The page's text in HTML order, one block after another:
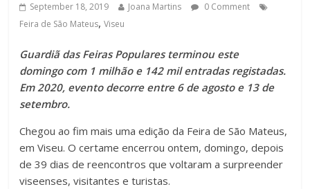
September 18, 2019 Joana Martins
0 Comment
Feira de São Mateus,Viseu
Guardiã das Feiras Populares terminou este
domingo com 1 milhão e 142 mil entradas registadas.
Em 2020, evento decorre entre 6 de agosto e 13 de
setembro.
Chegou ao fim mais uma edição da Feira de São Mateus,
em Viseu. O certame encerrou ontem, domingo, depois
de 39 dias de reencontros que voltaram a surpreender
viseenses, visitantes e turistas.